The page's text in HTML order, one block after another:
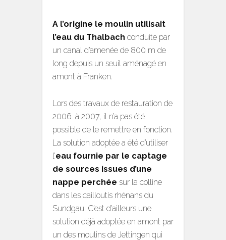
A l’origine le moulin utilisait
l’eau du Thalbach conduite par
un canal d’amenée de 800 m de
long depuis un seuil aménagé en
amont à Franken.
Lors des travaux de restauration de
2006 à 2007, il n’a pas été
possible de le remettre en fonction.
La solution adoptée a été d’utiliser
l’eau fournie par le captage
de sources issues d’une
nappe perchée sur la colline
dans les cailloutis rhénans du
Sundgau. C’est d’ailleurs une
solution déjà adoptée en amont par
un des moulins de Jettingen qui